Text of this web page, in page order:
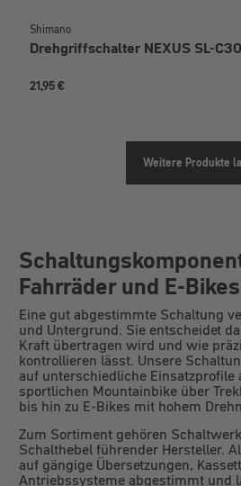
Shimano
Drehgriffschalter NEXUS SL-
21,95 €
Weitere Produkte
Fahrräder und E-Bikes
Eine gut abgestimmte Schaltung
und Untergrund. Sie entscheidet
Kraft übertragen wird und wie
kontrollieren lässt. Unsere
auf unterschiedliche Einsatzprofile
sportlichen Mountainbike über
bis hin zu E-Bikes mit hohem
Zum Sortiment gehören
Schalthebel führender Hersteller.
auf gängige Übersetzungen,
Antriebssysteme abgestimmt und